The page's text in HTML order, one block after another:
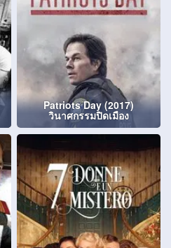
Patriots Day (2017)
วินาศกรรมปิดเมือง